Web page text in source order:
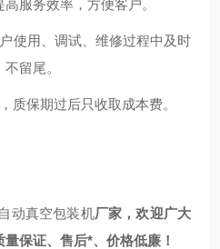
服务效率，方便客户。
使用、调试、维修过程中及时
留尾。
质保期过后只收取成本费。
动真空包装机厂家，欢迎广大
保证、售后*、价格低廉！